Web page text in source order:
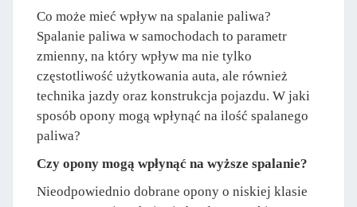
Co może mieć wpływ na spalanie paliwa?
Spalanie paliwa w samochodach to parametr
zmienny, na który wpływ ma nie tylko
częstotliwość użytkowania auta, ale również
technika jazdy oraz konstrukcja pojazdu. W jaki
sposób opony mogą wpłynąć na ilość spalanego
paliwa?
Czy opony mogą wpłynąć na wyższe spalanie?
Nieodpowiednio dobrane opony o niskiej klasie